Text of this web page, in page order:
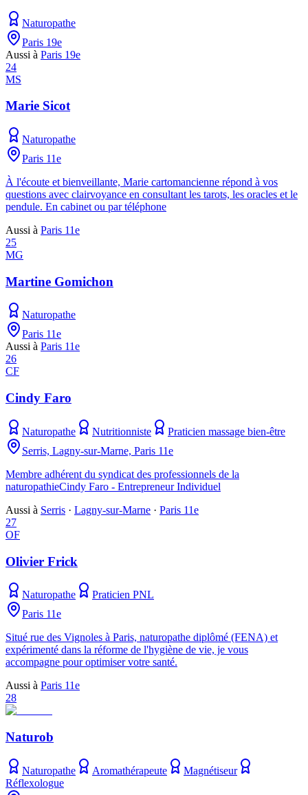
Naturopathe
Paris 19e
Aussi à Paris 19e
24
MS
Marie Sicot
Naturopathe
Paris 11e
À l'écoute et bienveillante, Marie cartomancienne répond à vos
questions avec clairvoyance en consultant les tarots, les oracles et le
pendule. En cabinet ou par téléphone
Aussi à Paris 11e
25
MG
Martine Gomichon
Naturopathe
Paris 11e
Aussi à Paris 11e
26
CF
Cindy Faro
Naturopathe Nutritionniste
Praticien massage bien-être
Serris, Lagny-sur-Marne, Paris 11e
Membre adhérent du syndicat des professionnels de la
naturopathieCindy Faro - Entrepreneur Individuel
Aussi à Serris · Lagny-sur-Marne · Paris 11e
27
OF
Olivier Frick
Naturopathe
Praticien PNL
Paris 11e
Situé rue des Vignoles à Paris, naturopathe diplômé (FENA) et
expérimenté dans la réforme de l'hygiène de vie, je vous
accompagne pour optimiser votre santé.
Aussi à Paris 11e
28
Naturob
Naturopathe Aromathérapeute
Magnétiseur
Réflexologue